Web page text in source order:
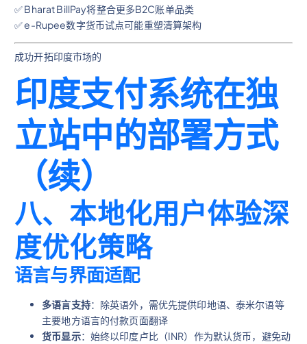
✅ Bharat BillPay将整合更多B2C账单品类
✅ e-Rupee数字货币试点可能重塑清算架构
成功开拓印度市场的
印度支付系统在独
立站中的部署方式
（续）
八、本地化用户体验深
度优化策略
语言与界面适配
多语言支持：除英语外，需优先提供印地语、泰米尔语等
主要地方语言的付款页面翻译
货币显示：始终以印度卢比（INR）作为默认货币，避免动